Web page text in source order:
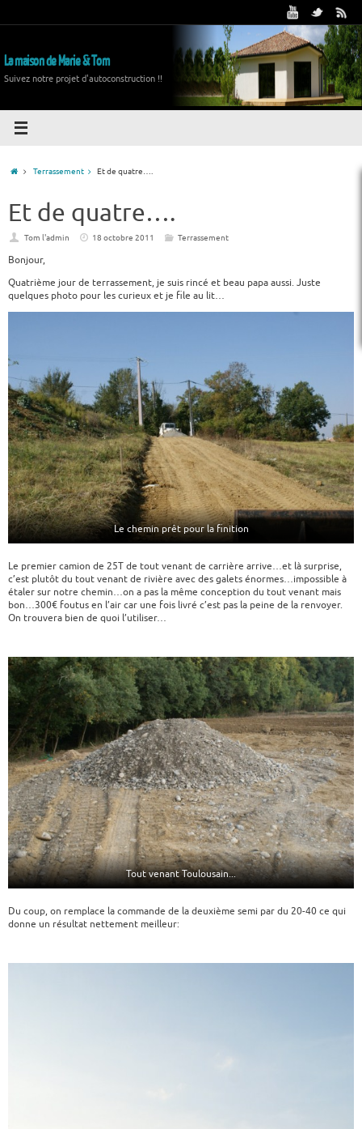
La maison de Marie & Tom
Suivez notre projet d'autoconstruction !!
Terrassement Et de quatre….
Et de quatre….
Tom l'admin 18 octobre 2011 Terrassement
Bonjour,
Quatrième jour de terrassement, je suis rincé et beau papa aussi. Juste
quelques photo pour les curieux et je file au lit…
Le chemin prêt pour la finition
Le premier camion de 25T de tout venant de carrière arrive…et là surprise,
c’est plutôt du tout venant de rivière avec des galets énormes…impossible à
étaler sur notre chemin…on a pas la même conception du tout venant mais
bon…300€ foutus en l’air car une fois livré c’est pas la peine de la renvoyer.
On trouvera bien de quoi l’utiliser…
Tout venant Toulousain...
Du coup, on remplace la commande de la deuxième semi par du 20-40 ce qui
donne un résultat nettement meilleur: